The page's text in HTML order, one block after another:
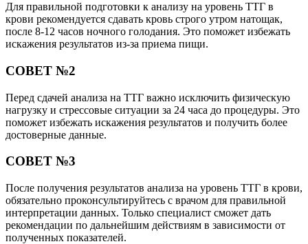
Для правильной подготовки к анализу на уровень ТТГ в
крови рекомендуется сдавать кровь строго утром натощак,
после 8-12 часов ночного голодания. Это поможет избежать
искажения результатов из-за приема пищи.
СОВЕТ №2
Перед сдачей анализа на ТТГ важно исключить физическую
нагрузку и стрессовые ситуации за 24 часа до процедуры. Это
поможет избежать искажения результатов и получить более
достоверные данные.
СОВЕТ №3
После получения результатов анализа на уровень ТТГ в крови,
обязательно проконсультируйтесь с врачом для правильной
интерпретации данных. Только специалист сможет дать
рекомендации по дальнейшим действиям в зависимости от
полученных показателей.